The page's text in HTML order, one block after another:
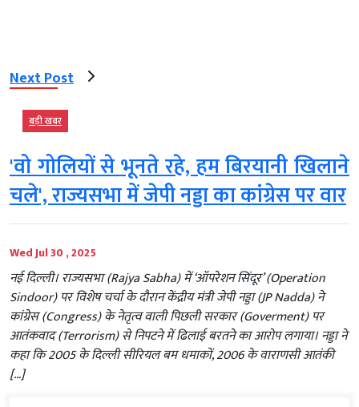
Next Post
बड़ी खबर
'वो गोलियों से भूनते रहे, हम बिरयानी खिलाने
चले', राज्यसभा में जेपी नड्डा का कांग्रेस पर वार
Wed Jul 30 , 2025
नई दिल्ली। राज्यसभा (Rajya Sabha) में ‘ऑपरेशन सिंदूर’ (Operation
Sindoor) पर विशेष चर्चा के दौरान केंद्रीय मंत्री जेपी नड्डा (JP Nadda) ने
कांग्रेस (Congress) के नेतृत्व वाली पिछली सरकार (Goverment) पर
आतंकवाद (Terrorism) से निपटने में ढिलाई बरतने का आरोप लगाया। नड्डा ने
कहा कि 2005 के दिल्ली सीरियल बम धमाकों, 2006 के वाराणसी आतंकी
[…]